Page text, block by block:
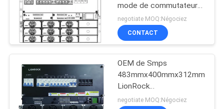
Infrastructure de
calcul de bord
mode de commutateur
DC40V avec le sous
support de 19 pouces
negotiate MOQ:Négociez
CONTACT
OEM de Smps
483mmx400mmx312mm
LionRock
d'approvisionnement de
negotiate MOQ:Négociez